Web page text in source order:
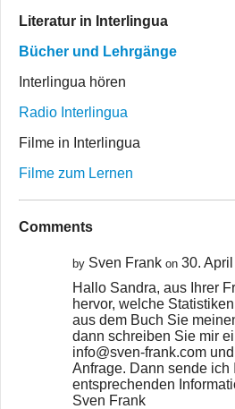
Literatur in Interlingua
Bücher und Lehrgänge
Interlingua hören
Radio Interlingua
Filme in Interlingua
Filme zum Lernen
Comments
by Sven Frank on 30.
Hallo Sandra, aus Ihrer
hervor, welche
aus dem Buch Sie
dann schreiben Sie mir
info@sven-frank.com
Anfrage. Dann sende ich
entsprechenden
Sven Frank